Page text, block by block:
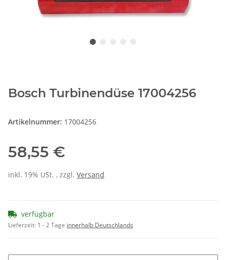
Bosch Turbinendüse 17004256
Artikelnummer: 17004256
58,55 €
inkl. 19% USt. , zzgl. Versand
verfügbar
Lieferzeit: 1 - 2 Tage innerhalb Deutschlands